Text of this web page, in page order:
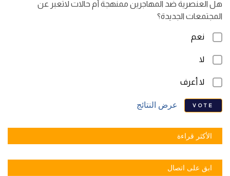
هل العنصرية ضد المهاجرين ممنهجة أم حالات لاتعبر عن
المجتمعات الجديدة؟
نعم
لا
لا أعرف
VOTE عرض النتائج
الأكثر قراءة
ابق على اتصال